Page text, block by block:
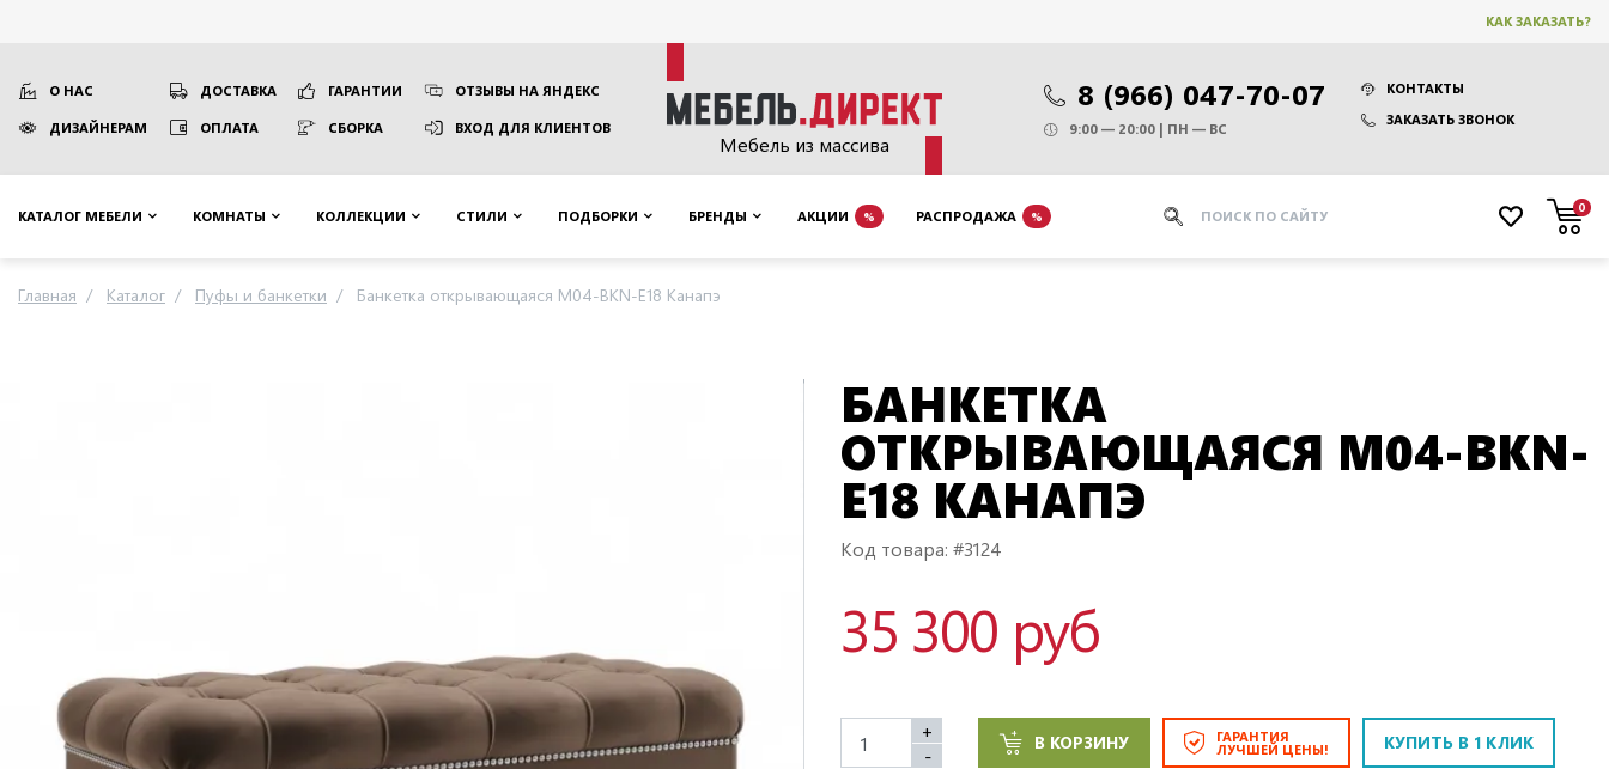
КАК ЗАКАЗАТЬ?
Мебель из массива
О НАС ДОСТАВКА ГАРАНТИИ ОТЗЫВЫ НА ЯНДЕКС
ДИЗАЙНЕРАМ ОПЛАТА СБОРКА ВХОД ДЛЯ КЛИЕНТОВ
8 (966) 047-70-07
КОНТАКТЫ
ЗАКАЗАТЬ ЗВОНОК
9:00 — 20:00 | ПН — ВС
КАТАЛОГ МЕБЕЛИ КОМНАТЫ КОЛЛЕКЦИИ СТИЛИ ПОДБОРКИ БРЕНДЫ АКЦИИ % РАСПРОДАЖА %
0
Главная Каталог Пуфы и банкетки Банкетка открывающаяся M04-BKN-E18 Канапэ
БАНКЕТКА
ОТКРЫВАЮЩАЯСЯ M04-BKN-
E18 КАНАПЭ
Код товара: #3124
35 300 руб
+
-
В КОРЗИНУ ГАРАНТИЯ
ЛУЧШЕЙ ЦЕНЫ! КУПИТЬ В 1 КЛИК